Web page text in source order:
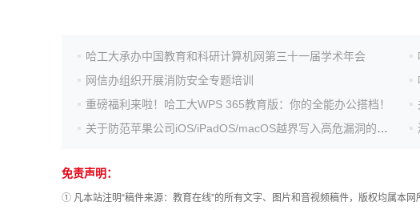
哈工大承办中国教育和科研计算机网第三十一届学术年会
网信办组织开展消防安全专题培训
重磅福利来啦！哈工大WPS 365教育版：你的全能办公搭档！
免责声明：
① 凡本站注明“稿件来源：教育在线”的所有文字、图片和音视频稿件，版权均属本